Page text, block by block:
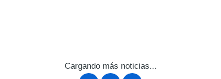
Cargando más noticias...